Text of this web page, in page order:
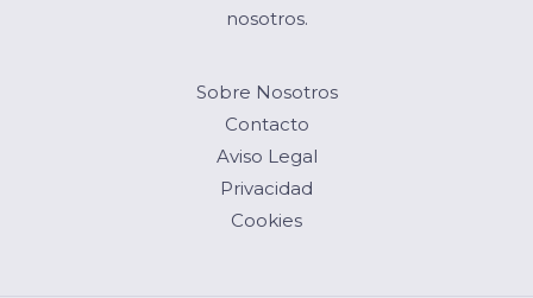
nosotros.
Sobre Nosotros
Contacto
Aviso Legal
Privacidad
Cookies